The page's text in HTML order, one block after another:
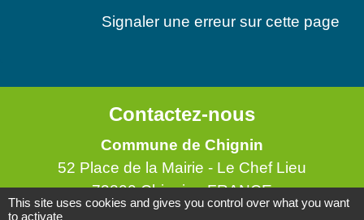
Signaler une erreur sur cette page
Contactez-nous
Commune de Chignin
52 Place de la Mairie - Le Chef Lieu
73800 Chignin - FRANCE
+33 4 79 28 10 12
This site uses cookies and gives you control over what you want
to activate